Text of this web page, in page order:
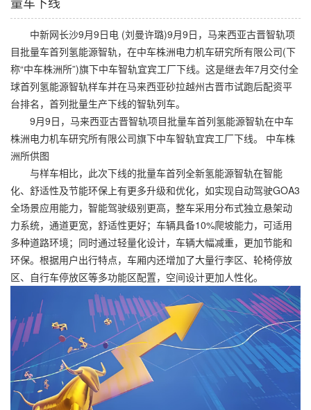
中新网长沙9月9日电 (刘曼许璐)9月9日，马来西亚古晋智轨项
目批量车首列氢能源智轨，在中车株洲电力机车研究所有限公司(下
称“中车株洲所”)旗下中车智轨宜宾工厂下线。这是继去年7月交付全
球首列氢能源智轨样车并在马来西亚砂拉越州古晋市试跑后配资平
台排名，首列批量生产下线的智轨列车。
9月9日，马来西亚古晋智轨项目批量车首列氢能源智轨在中车
株洲电力机车研究所有限公司旗下中车智轨宜宾工厂下线。 中车株
洲所供图
与样车相比，此次下线的批量车首列全新氢能源智轨在智能
化、舒适性及节能环保上有更多升级和优化，如实现自动驾驶GOA3
全场景应用能力，智能驾驶级别更高，整车采用分布式独立悬架动
力系统，通道更宽，舒适性更好；车辆具备10%爬坡能力，可适用
多种道路环境；同时通过轻量化设计，车辆大幅减重，更加节能和
环保。根据用户出行特点，车厢内还增加了大量行李区、轮椅停放
区、自行车停放区等多功能区配置，空间设计更加人性化。